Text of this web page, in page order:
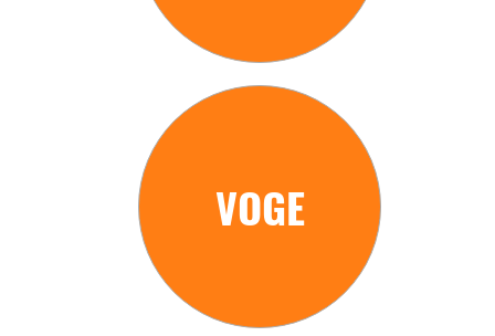
VOGE